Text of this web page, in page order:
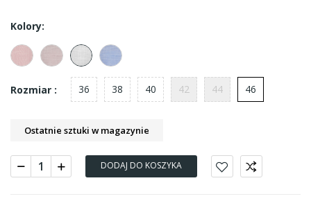
Kolory:
Rozmiar : 36 38 40 42 44 46
Ostatnie sztuki w magazynie
DODAJ DO KOSZYKA